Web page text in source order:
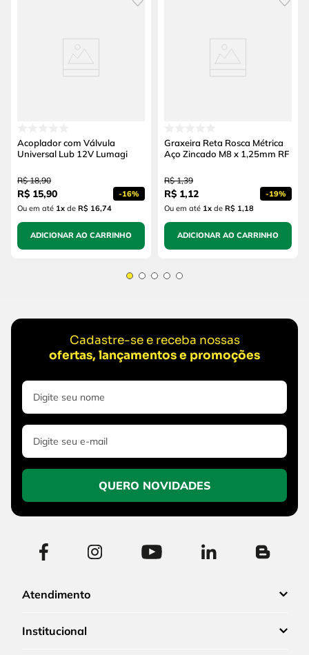
Acoplador com Válvula
Universal Lub 12V Lumagi
R$ 18,90
R$ 15,90 -16%
Ou em até 1x de R$ 16,74
ADICIONAR AO CARRINHO
Graxeira Reta Rosca Métrica
Aço Zincado M8 x 1,25mm RF
R$ 1,39
R$ 1,12 -19%
Ou em até 1x de R$ 1,18
ADICIONAR AO CARRINHO
Cadastre-se e receba nossas
ofertas, lançamentos e promoções
QUERO NOVIDADES
Atendimento
Institucional